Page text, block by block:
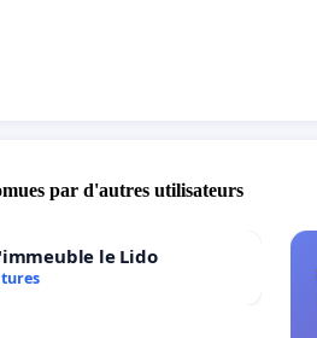
par d'autres utilisateurs
le Lido